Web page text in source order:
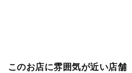
このお店に雰囲気が近い店舗